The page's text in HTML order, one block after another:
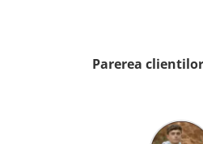
Parerea